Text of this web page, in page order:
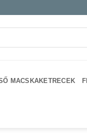
MACSKAKETRECEK